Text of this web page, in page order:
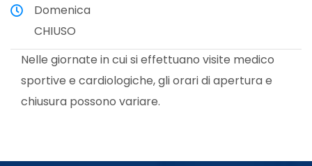
Cervicali e Uretrali
Ginecologia
Domenica
CHIUSO
Nelle giornate in cui si effettuano visite medico
sportive e cardiologiche, gli orari di apertura e
chiusura possono variare.